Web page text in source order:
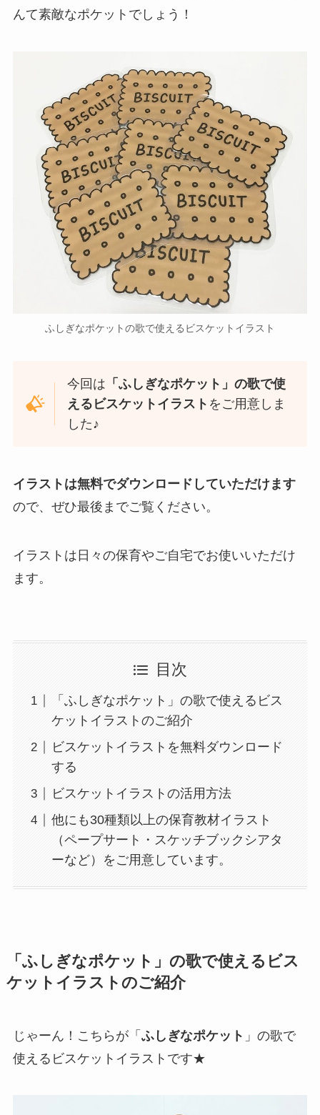
んて素敵なポケットでしょう！
ふしぎなポケットの歌で使えるビスケットイラスト
今回は 「ふしぎなポケット」の歌で使
えるビスケットイラスト をご用意しま
した♪
イラストは無料でダウンロードしていただけます
ので、ぜひ最後までご覧ください。
イラストは日々の保育やご自宅でお使いいただけ
ます。
目次
「ふしぎなポケット」の歌で使えるビス
ケットイラストのご紹介
ビスケットイラストを無料ダウンロード
する
ビスケットイラストの活用方法
他にも30種類以上の保育教材イラスト
（ペープサート・スケッチブックシアタ
ーなど）をご用意しています。
「ふしぎなポケット」の歌で使えるビス
ケットイラストのご紹介
じゃーん！こちらが「 ふしぎなポケット 」の歌で
使えるビスケットイラストです★